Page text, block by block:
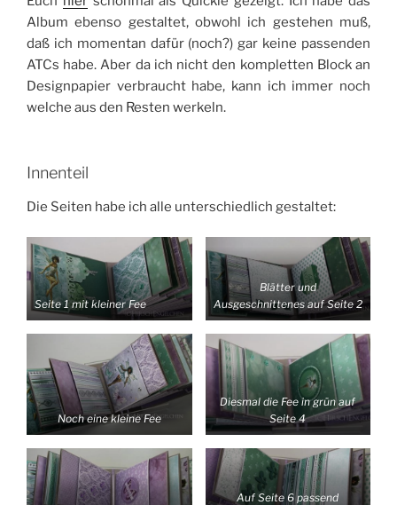
Album ebenso gestaltet, obwohl ich gestehen muß,
daß ich momentan dafür (noch?) gar keine passenden
ATCs habe. Aber da ich nicht den kompletten Block an
Designpapier verbraucht habe, kann ich immer noch
welche aus den Resten werkeln.
Innenteil
Die Seiten habe ich alle unterschiedlich gestaltet:
Seite 1 mit kleiner Fee
Blätter und
Ausgeschnittenes auf Seite 2
Noch eine kleine Fee
Diesmal die Fee in grün auf
Seite 4
Auf Seite 6 passend